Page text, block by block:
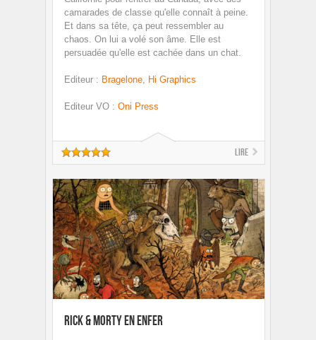
camarades de classe qu'elle connaît à peine.
Et dans sa tête, ça peut ressembler au
chaos. On lui a volé son âme. Elle est
persuadée qu'elle est cachée dans un chat.
Editeur : Bragelone Hi Graphics
Editeur VO : Oni Press
Lire
Rick & Morty en Enfer